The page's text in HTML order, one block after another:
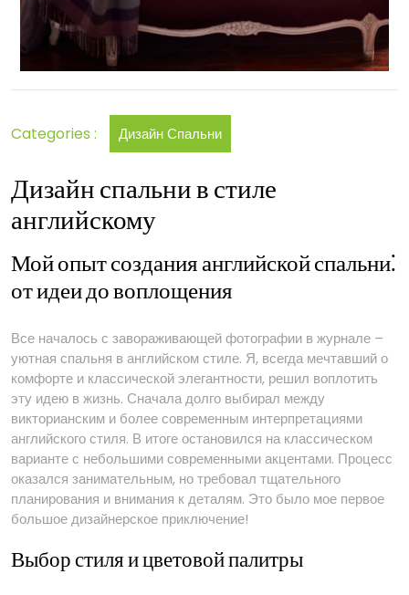
Categories : Дизайн Спальни
Дизайн спальни в стиле
английскому
Мой опыт создания английской спальни⁚
от идеи до воплощения
Все началось с завораживающей фотографии в журнале –
уютная спальня в английском стиле. Я, всегда мечтавший о
комфорте и классической элегантности, решил воплотить
эту идею в жизнь. Сначала долго выбирал между
викторианским и более современным интерпретациями
английского стиля. В итоге остановился на классическом
варианте с небольшими современными акцентами. Процесс
оказался занимательным, но требовал тщательного
планирования и внимания к деталям. Это было мое первое
большое дизайнерское приключение!
Выбор стиля и цветовой палитры